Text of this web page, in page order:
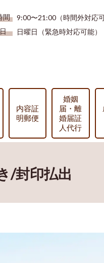
間
9:00〜21:00（時間外対応可
日曜日（緊急時対応可能）
内容証
明郵便
婚姻
届・離
婚届証
人代行
/封印払出